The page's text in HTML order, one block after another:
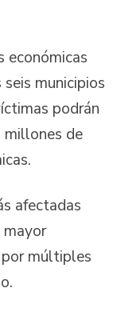
económicas
municipios
podrán
millones de
afectadas
múltiples